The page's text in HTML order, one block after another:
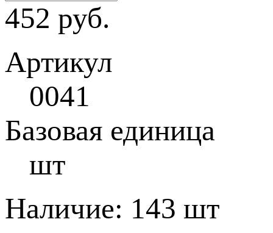
452 руб.
Артикул
0041
Базовая единица
шт
Наличие: 143 шт